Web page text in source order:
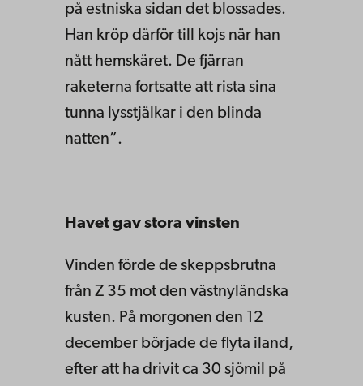
på estniska sidan det blossades.
Han kröp därför till kojs när han
nått hemskäret. De fjärran
raketerna fortsatte att rista sina
tunna lysstjälkar i den blinda
natten”.
Havet gav stora vinsten
Vinden förde de skeppsbrutna
från Z 35 mot den västnyländska
kusten. På morgonen den 12
december började de flyta iland,
efter att ha drivit ca 30 sjömil på